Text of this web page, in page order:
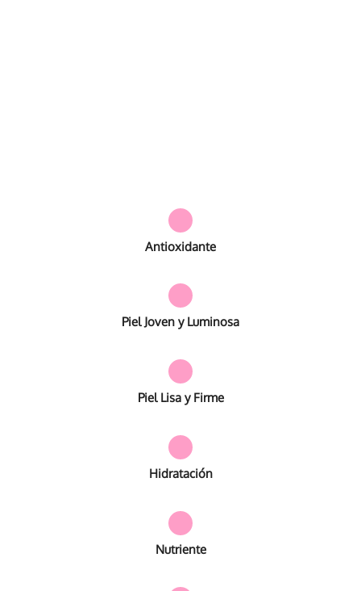
Antioxidante
Piel Joven y Luminosa
Piel Lisa y Firme
Hidratación
Nutriente